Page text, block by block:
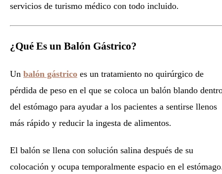
servicios de turismo médico con todo incluido.
¿Qué Es un Balón Gástrico?
Un balón gástrico es un tratamiento no quirúrgico de
pérdida de peso en el que se coloca un balón blando
del estómago para ayudar a los pacientes a sentirse llenos
más rápido y reducir la ingesta de alimentos.
El balón se llena con solución salina después de su
colocación y ocupa temporalmente espacio en el